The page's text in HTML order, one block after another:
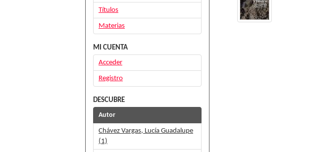
Títulos
Materias
MI CUENTA
Acceder
Registro
DESCUBRE
Autor
Chávez Vargas, Lucía Guadalupe
(1)